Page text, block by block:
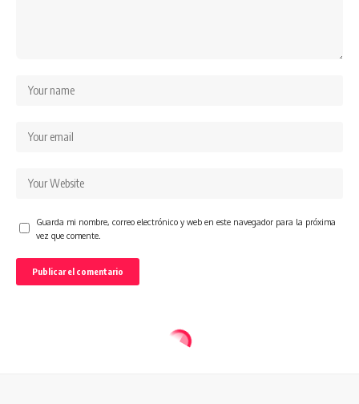
Guarda mi nombre, correo electrónico y web en este navegador para la próxima
vez que comente.